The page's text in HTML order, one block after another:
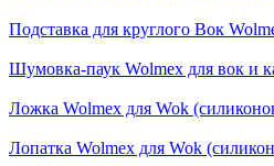
Подставка для круглого Вок
Шумовка-паук Wolmex для вок и
Ложка Wolmex для Wok
Лопатка Wolmex для Wok